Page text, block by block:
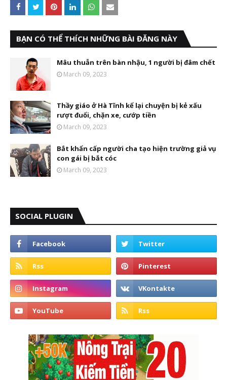
BẠN CÓ THỂ THÍCH NHỮNG BÀI ĐĂNG NÀY
Mâu thuẫn trên bàn nhậu, 1 người bị đâm chết
March 09, 2023
Thầy giáo ở Hà Tĩnh kể lại chuyện bị kẻ xấu
rượt đuổi, chặn xe, cướp tiền
March 09, 2023
Bắt khẩn cấp người cha tạo hiện trường giả vụ
con gái bị bắt cóc
March 09, 2023
SOCIAL PLUGIN